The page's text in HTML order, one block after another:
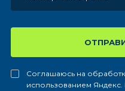
Соглашаюсь на
использованием